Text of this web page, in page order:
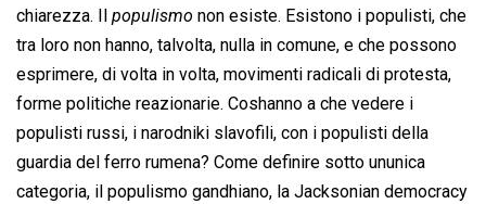
chiarezza. Il  populismo  non esiste. Esistono i populisti, che
tra loro non hanno, talvolta, nulla in comune, e che possono
esprimere, di volta in volta, movimenti radicali di protesta,
forme politiche reazionarie. Coshanno a che vedere i
populisti russi, i narodniki slavofili, con i populisti della
guardia del ferro rumena? Come definire sotto ununica
categoria, il populismo gandhiano, la Jacksonian democracy